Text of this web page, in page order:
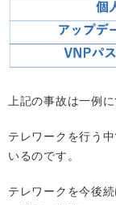
上記の事故は一例
テレワークを行う
いるのです。
テレワークを今後